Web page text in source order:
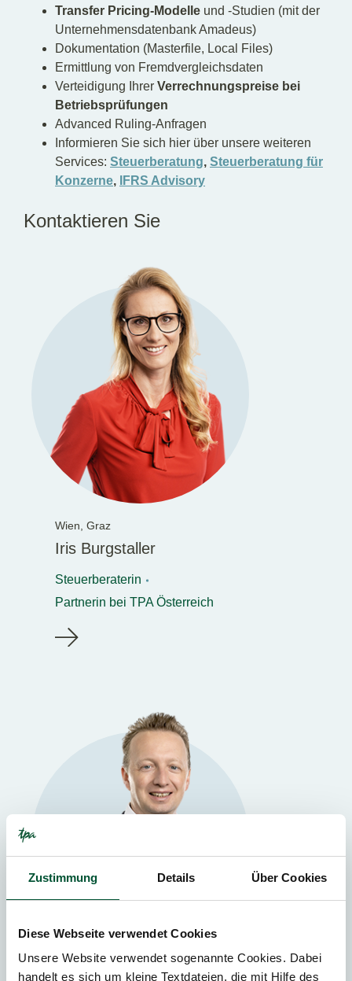
Zustimmung Details Über Cookies
Diese Webseite verwendet Cookies
Unsere Website verwendet sogenannte Cookies. Dabei
handelt es sich um kleine Textdateien, die mit Hilfe des
Transfer Pricing-Modelle und -Studien (mit der
Unternehmensdatenbank Amadeus)
Dokumentation (Masterfile, Local Files)
Ermittlung von Fremdvergleichsdaten
Verteidigung Ihrer Verrechnungspreise bei
Betriebsprüfungen
Advanced Ruling-Anfragen
Informieren Sie sich hier über unsere weiteren
Services: Steuerberatung, Steuerberatung für
Konzerne, IFRS Advisory
Kontaktieren Sie
Wien, Graz
Iris Burgstaller
Steuerberaterin
Partnerin bei TPA Österreich
Wien